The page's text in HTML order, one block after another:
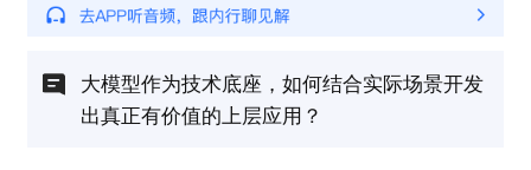
大模型作为技术底座，如何结合实际场景开发
出真正有价值的上层应用？